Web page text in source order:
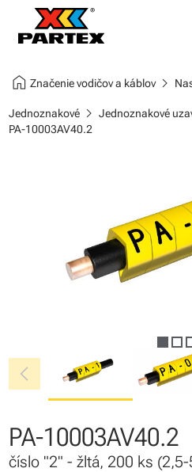
home Značenie vodičov a káblovchevron_right
Jednoznakovéchevron_right Jednoznakové
PA-10003AV40.2
chevron_left
PA-10003AV40.2
číslo "2" - žltá, 200 ks